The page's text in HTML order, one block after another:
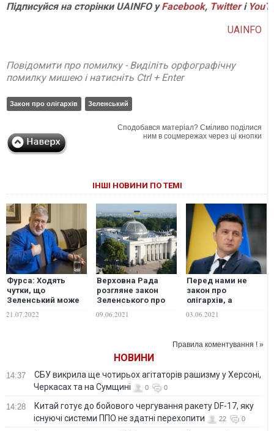
Підписуйся на сторінки UAINFO уFacebook, Twitterі
UAINFO
Повідомити про помилку - Виділіть орфографічну
помилку мишею і натисніть Ctrl + Enter
Закон про олігархів Зеленський
Сподобався матеріал? Сміливо поділися
ним в соцмережах через ці кнопки
ІНШІ НОВИНИ ПО ТЕМІ
Фурса: Ходять
чутки, що
Зеленський може
громадянства
21.07.2022
Верховна Рада
розгляне закон
Зеленського про
наприкінці червня
09.06.2021
Перед нами не
закон про
олігархів, а
рейдерська схема,
своїм оточенням
більшістю ЗМІ –
03.06.2021
Правила коментування ! »
НОВИНИ
14:37
СБУ викрила ще чотирьох агітаторів рашизму у Херсоні,
Черкасах та на Сумщині
0 0
14:28
Китай готує до бойового чергування ракету DF-17, яку
існуючі системи ППО не здатні перехопити
22 0